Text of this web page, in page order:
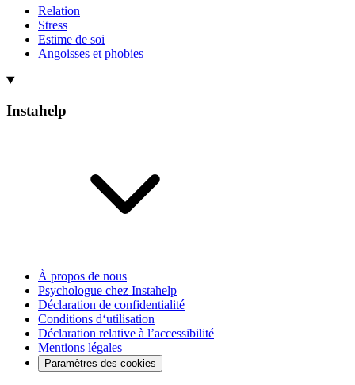
Relation
Stress
Estime de soi
Angoisses et phobies
Instahelp
À propos de nous
Psychologue chez Instahelp
Déclaration de confidentialité
Conditions d‘utilisation
Déclaration relative à l’accessibilité
Mentions légales
Paramètres des cookies